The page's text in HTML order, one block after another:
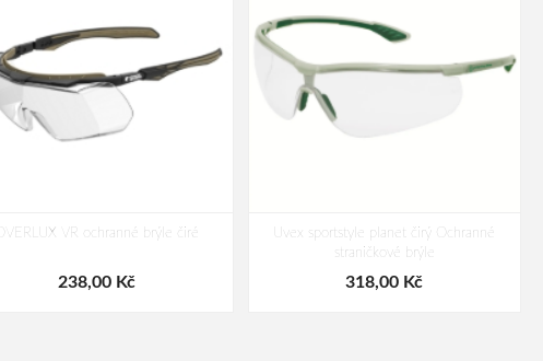
OVERLUX VR ochranné brýle čiré
238,00 Kč
Uvex sportstyle planet čirý Ochranné
straničkové brýle
318,00 Kč